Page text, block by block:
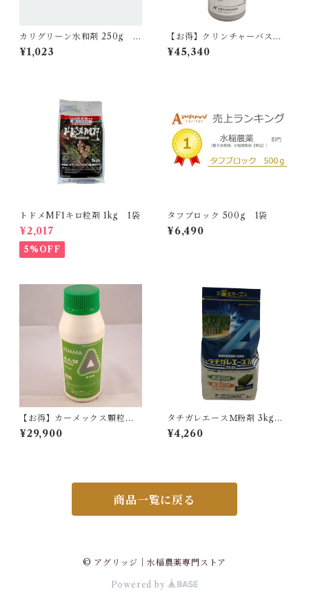
カリグリーン水和剤 250g 1
袋
¥1,023
【お得】クリンチャーバスME
液剤 500ml 【1箱】20本入
¥45,340
トドメMF1キロ粒剤 1kg 1袋
¥2,017
5%OFF
タフブロック 500g 1袋
¥6,490
【お得】カーメックス顆粒水
和剤 300g 10本
¥29,900
タチガレエースＭ粉剤 3kg 1
袋
¥4,260
商品一覧に戻る
© アグリッジ｜水稲農薬専門ストア
Powered by